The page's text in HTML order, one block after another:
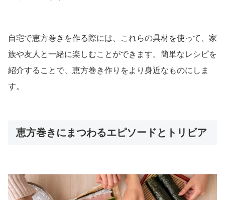
自宅で恵方巻きを作る際には、これらの具材を使って、家
族や友人と一緒に楽しむことができます。簡単なレシピを
紹介することで、恵方巻き作りをより身近なものにしま
す。
恵方巻きにまつわるエピソードとトリビア